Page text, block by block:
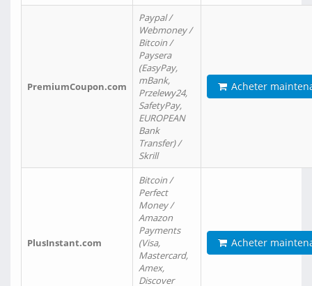
PremiumCoupon.com
Paypal /
Webmoney /
Bitcoin /
Paysera
(EasyPay,
mBank,
Przelewy24,
SafetyPay,
EUROPEAN
Bank
Transfer) /
Skrill
Acheter
PlusInstant.com
Bitcoin /
Perfect
Money /
Amazon
Payments
(Visa,
Mastercard,
Amex,
Discover
Acheter